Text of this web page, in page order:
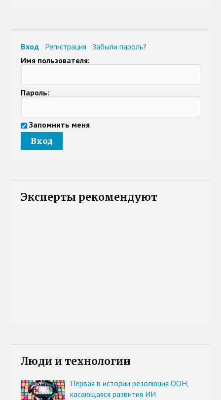
Вход Регистрация
Забыли пароль?
Имя пользователя:
Пароль:
Запомнить меня
Эксперты рекомендуют
Люди и технологии
Первая в истории резолюция ООН,
касающаяся развития ИИ